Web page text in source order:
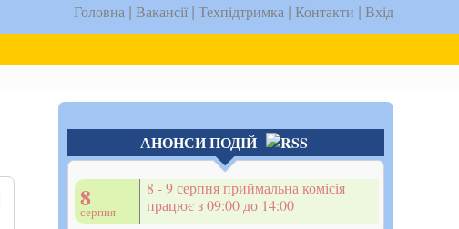
Головна | Вакансії| Техпідтримка | Контакти | Вхід
АНОНСИ ПОДІЙ
8
серпня
8 - 9 серпня приймальна комісія
працює з 09:00 до 14:00